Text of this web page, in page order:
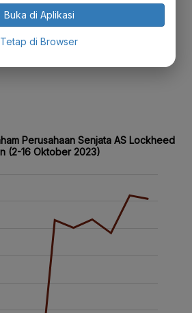
#Bank #Resesi Global
Buka di Aplikasi
Tetap di Browser